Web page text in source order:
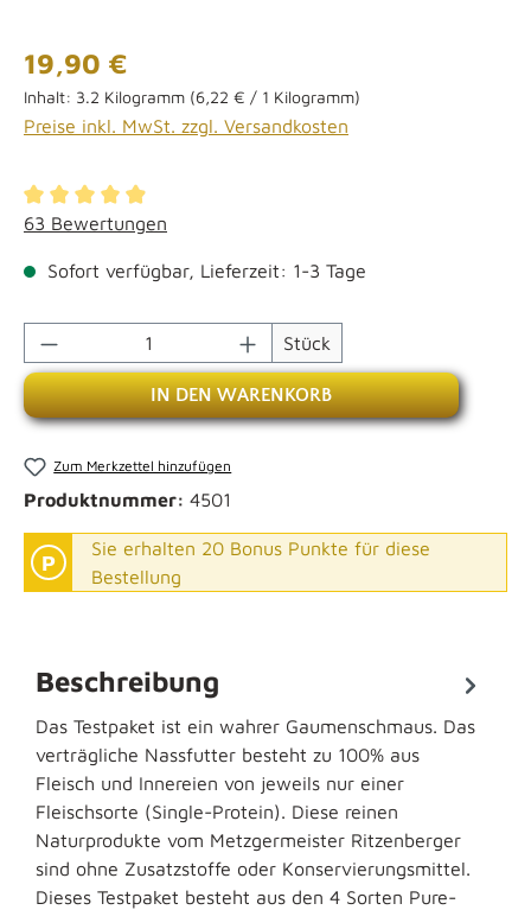
Regulärer Preis:
19,90 €
Inhalt: 3.2 Kilogramm (6,22 € / 1 Kilogramm)
Preise inkl. MwSt. zzgl. Versandkosten
Durchschnittliche Bewertung von 4.98 von 5 Sternen
63 Bewertungen
Sofort verfügbar, Lieferzeit: 1-3 Tage
Produkt Anzahl: Gib den gewünschten
Stück
IN DEN WARENKORB
Zum Merkzettel hinzufügen
Produktnummer: 4501
P
Sie erhalten 20 Bonus Punkte für diese
Bestellung
Beschreibung
Das Testpaket ist ein wahrer Gaumenschmaus. Das
verträgliche Nassfutter besteht zu 100% aus
Fleisch und Innereien von jeweils nur einer
Fleischsorte (Single-Protein). Diese reinen
Naturprodukte vom Metzgermeister Ritzenberger
sind ohne Zusatzstoffe oder Konservierungsmittel.
Dieses Testpaket besteht aus den 4 Sorten Pure-